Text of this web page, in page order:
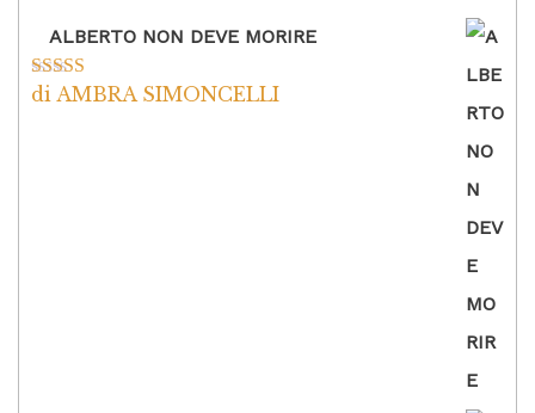
ALBERTO NON DEVE MORIRE
Valutato5su
di AMBRA SIMONCELLI